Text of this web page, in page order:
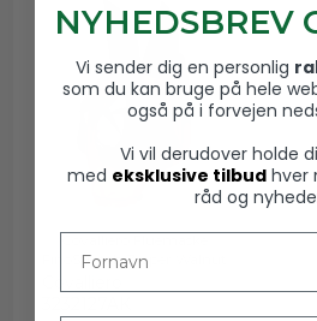
FinoStretch Zipper Walnut
NYHEDSBREV
Vi sender dig en personlig
som du kan bruge på hele
også på i forvejen
Vi vil derudover holde
med eksklusive tilbudhver
råd og